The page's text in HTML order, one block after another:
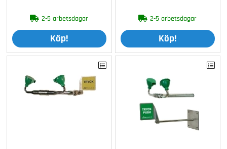
2-5 arbetsdagar
Köp!
2-5 arbetsdagar
Köp!